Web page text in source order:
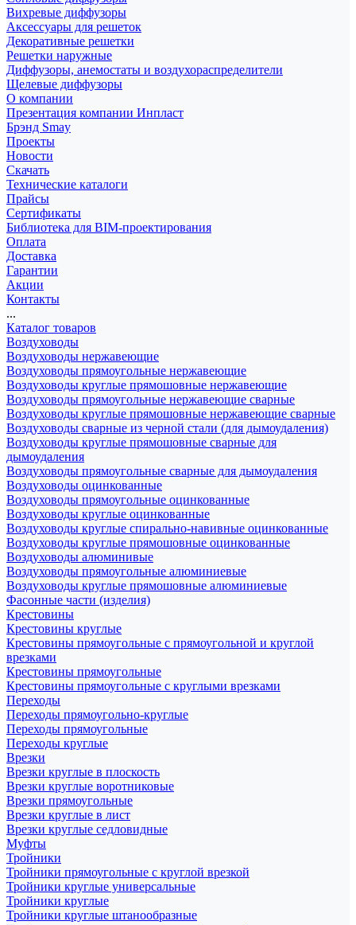
Вихревые диффузоры
Аксессуары для решеток
Декоративные решетки
Решетки наружные
Диффузоры, анемостаты и воздухораспределители
Щелевые диффузоры
О компании
Презентация компании Инпласт
Брэнд Smay
Проекты
Новости
Скачать
Технические каталоги
Прайсы
Сертификаты
Библиотека для BIM-проектирования
Оплата
Доставка
Гарантии
Акции
Контакты
...
Каталог товаров
Воздуховоды
Воздуховоды нержавеющие
Воздуховоды прямоугольные нержавеющие
Воздуховоды круглые прямошовные нержавеющие
Воздуховоды прямоугольные нержавеющие сварные
Воздуховоды круглые прямошовные нержавеющие сварные
Воздуховоды сварные из черной стали (для дымоудаления)
Воздуховоды круглые прямошовные сварные для
дымоудаления
Воздуховоды прямоугольные сварные для дымоудаления
Воздуховоды оцинкованные
Воздуховоды прямоугольные оцинкованные
Воздуховоды круглые оцинкованные
Воздуховоды круглые спирально-навивные оцинкованные
Воздуховоды круглые прямошовные оцинкованные
Воздуховоды алюминивые
Воздуховоды прямоугольные алюминиевые
Воздуховоды круглые прямошовные алюминиевые
Фасонные части (изделия)
Крестовины
Крестовины круглые
Крестовины прямоугольные с прямоугольной и круглой
врезками
Крестовины прямоугольные
Крестовины прямоугольные с круглыми врезками
Переходы
Переходы прямоугольно-круглые
Переходы прямоугольные
Переходы круглые
Врезки
Врезки круглые в плоскость
Врезки круглые воротниковые
Врезки прямоугольные
Врезки круглые в лист
Врезки круглые седловидные
Муфты
Тройники
Тройники прямоугольные с круглой врезкой
Тройники круглые универсальные
Тройники круглые
Тройники круглые штанообразные